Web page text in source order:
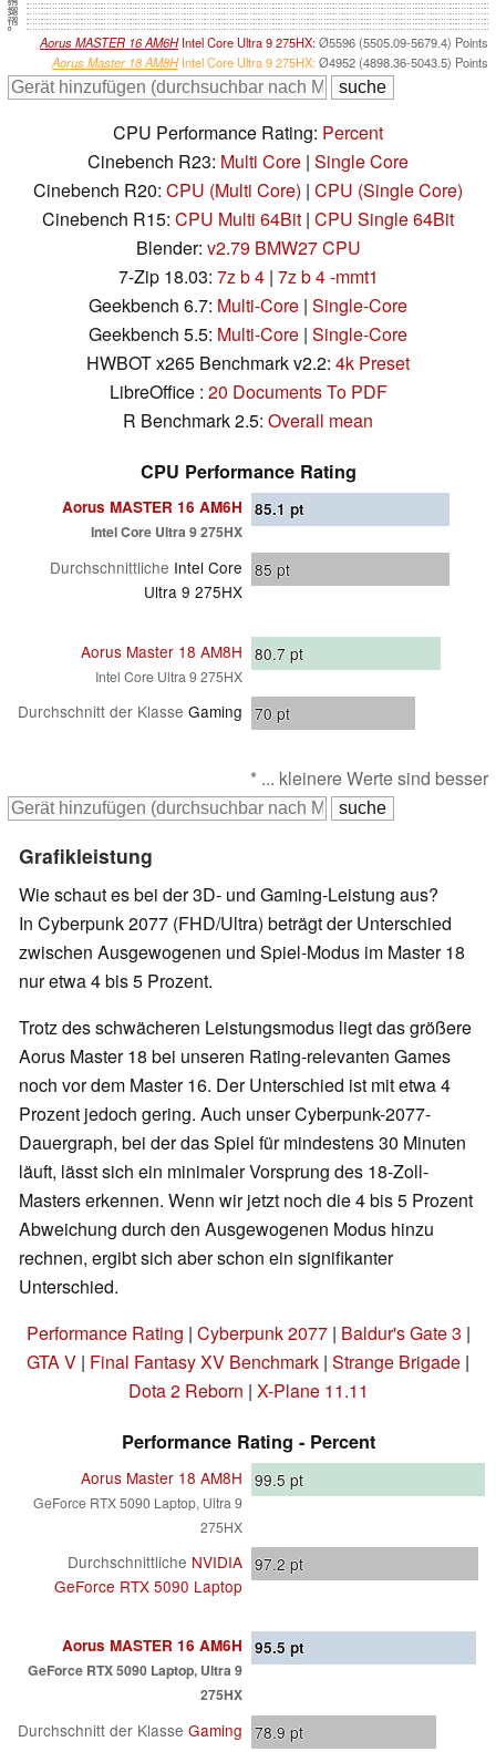
0
115
230
345
460
575
Aorus MASTER 16 AM6HIntel Core Ultra 9 275HX:Ø5596 (5505.09-5679.4) Points
Aorus Master 18 AM8HIntel Core Ultra 9 275HX:Ø4952 (4898.36-5043.5) Points
CPU Performance Rating: Percent
Cinebench R23: Multi Core | Single Core
Cinebench R20: CPU (Multi Core) | CPU (Single Core)
Cinebench R15: CPU Multi 64Bit | CPU Single 64Bit
Blender: v2.79 BMW27 CPU
7-Zip 18.03: 7z b 4| 7z b 4 -mmt1
Geekbench 6.7: Multi-Core | Single-Core
Geekbench 5.5: Multi-Core | Single-Core
HWBOT x265 Benchmark v2.2: 4k Preset
LibreOffice : 20 Documents To PDF
R Benchmark 2.5: Overall mean
CPU Performance Rating
Aorus MASTER 16 AM6H
Intel Core Ultra 9 275HX
85.1 pt
Durchschnittliche Intel Core
Ultra 9 275HX
85 pt
Aorus Master 18 AM8H
Intel Core Ultra 9 275HX
80.7 pt
Durchschnitt der Klasse Gaming 70 pt
* ... kleinere Werte sind besser
Grafikleistung
Wie schaut es bei der 3D- und Gaming-Leistung aus?
In Cyberpunk 2077 (FHD/Ultra) beträgt der Unterschied
zwischen Ausgewogenen und Spiel-Modus im Master 18
nur etwa 4 bis 5 Prozent.
Trotz des schwächeren Leistungsmodus liegt das größere
Aorus Master 18 bei unseren Rating-relevanten Games
noch vor dem Master 16. Der Unterschied ist mit etwa 4
Prozent jedoch gering. Auch unser Cyberpunk-2077-
Dauergraph, bei der das Spiel für mindestens 30 Minuten
läuft, lässt sich ein minimaler Vorsprung des 18-Zoll-
Masters erkennen. Wenn wir jetzt noch die 4 bis 5 Prozent
Abweichung durch den Ausgewogenen Modus hinzu
rechnen, ergibt sich aber schon ein signifikanter
Unterschied.
Performance Rating | Cyberpunk 2077| Baldur's Gate 3 |
GTA V | Final Fantasy XV Benchmark | Strange Brigade |
Dota 2 Reborn | X-Plane 11.11
Performance Rating - Percent
Aorus Master 18 AM8H
GeForce RTX 5090 Laptop, Ultra 9
275HX
99.5 pt
Durchschnittliche NVIDIA
GeForce RTX 5090 Laptop
97.2 pt
Aorus MASTER 16 AM6H
GeForce RTX 5090 Laptop, Ultra 9
275HX
95.5 pt
Durchschnitt der Klasse Gaming 78.9 pt